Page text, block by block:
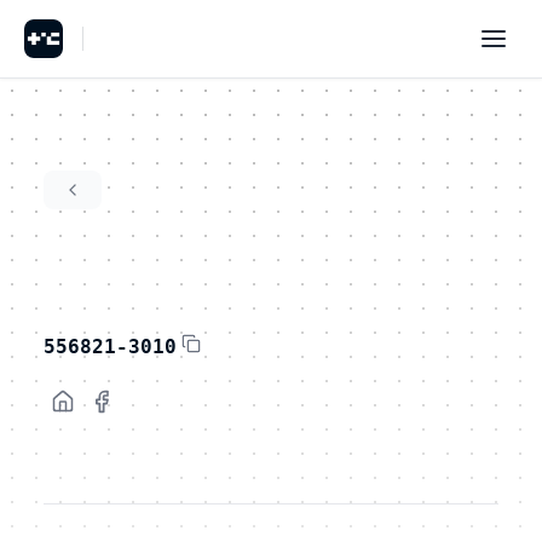
556821-3010